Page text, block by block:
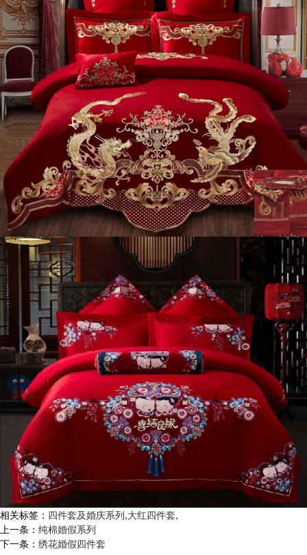
相关标签： 四件套及婚庆系列,大红四件套,
上一条： 纯棉婚假系列
下一条： 绣花婚假四件套